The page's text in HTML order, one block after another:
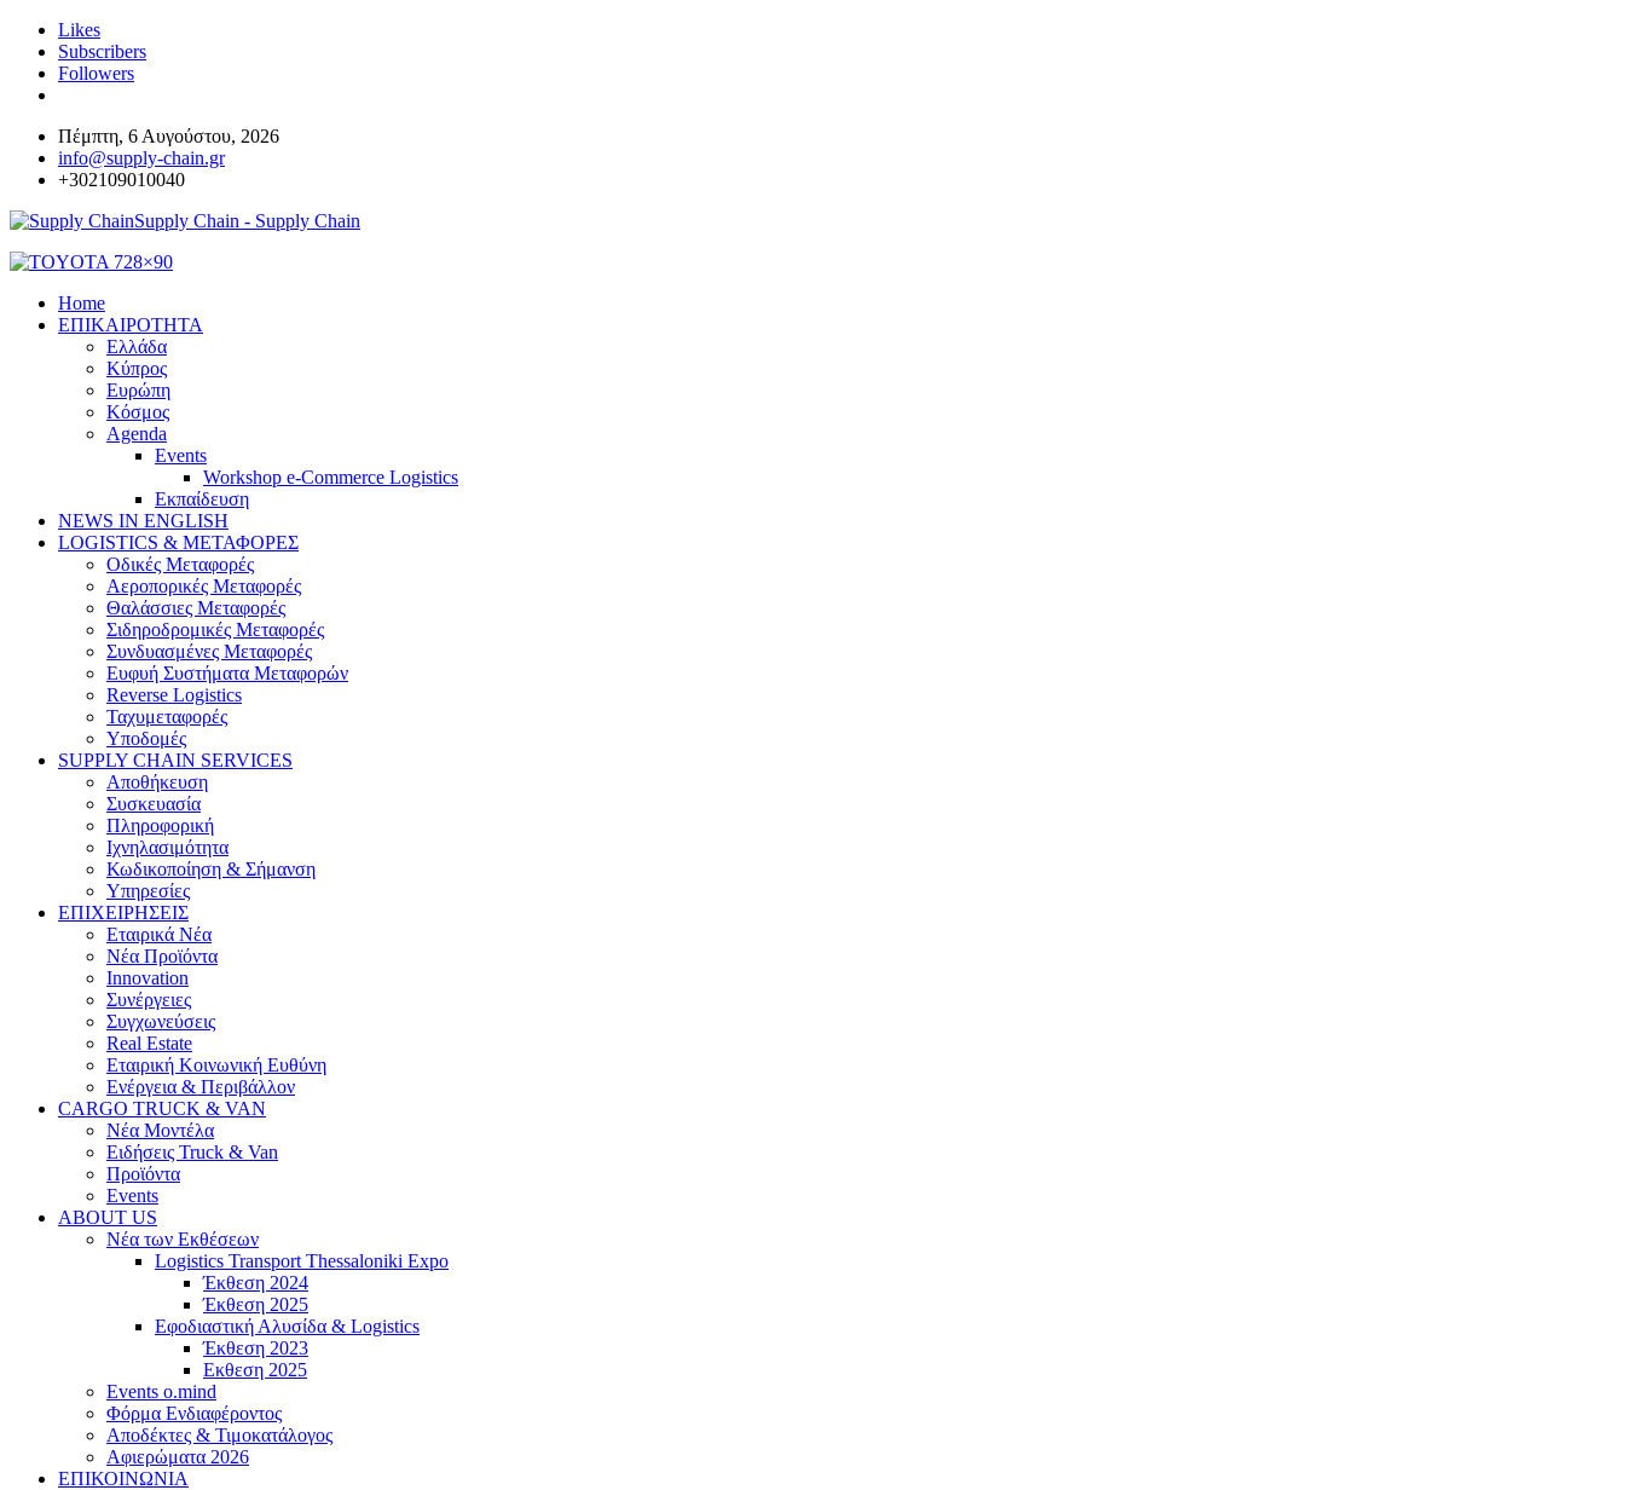
Likes
Subscribers
Followers
Πέμπτη, 6 Αυγούστου, 2026
info@supply-chain.gr
+302109010040
Supply Chain - Supply Chain
Home
ΕΠΙΚΑΙΡΟΤΗΤΑ
Ελλάδα
Κύπρος
Ευρώπη
Κόσμος
Agenda
Events
Workshop e-Commerce Logistics
Εκπαίδευση
NEWS IN ENGLISH
LOGISTICS & ΜΕΤΑΦΟΡΕΣ
Οδικές Μεταφορές
Αεροπορικές Μεταφορές
Θαλάσσιες Μεταφορές
Σιδηροδρομικές Μεταφορές
Συνδυασμένες Μεταφορές
Ευφυή Συστήματα Μεταφορών
Reverse Logistics
Ταχυμεταφορές
Υποδομές
SUPPLY CHAIN SERVICES
Αποθήκευση
Συσκευασία
Πληροφορική
Ιχνηλασιμότητα
Κωδικοποίηση & Σήμανση
Υπηρεσίες
ΕΠΙΧΕΙΡΗΣΕΙΣ
Εταιρικά Νέα
Νέα Προϊόντα
Innovation
Συνέργειες
Συγχωνεύσεις
Real Estate
Εταιρική Κοινωνική Ευθύνη
Ενέργεια & Περιβάλλον
CARGO TRUCK & VAN
Νέα Μοντέλα
Ειδήσεις Truck & Van
Προϊόντα
Events
ABOUT US
Νέα των Εκθέσεων
Logistics Transport Thessaloniki Expo
Έκθεση 2024
Έκθεση 2025
Εφοδιαστική Αλυσίδα & Logistics
Έκθεση 2023
Εκθεση 2025
Events o.mind
Φόρμα Ενδιαφέροντος
Αποδέκτες & Τιμοκατάλογος
Αφιερώματα 2026
ΕΠΙΚΟΙΝΩΝΙΑ